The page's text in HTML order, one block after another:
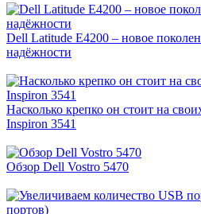
Dell Latitude E4200 – новое
надёжности
Насколько крепко он стоит на
Inspiron 3541
Обзор Dell Vostro 5470